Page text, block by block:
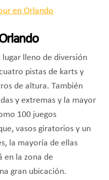
lugar lleno de diversión
pistas de karts y
de altura. También
y extremas y la mayor
100 juegos
vasos giratorios y un
la mayoría de ellas
en la zona de
gran ubicación.